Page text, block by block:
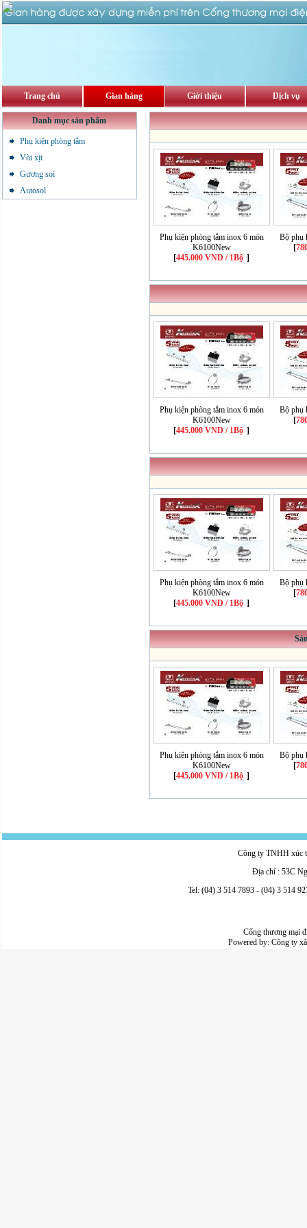
Trang chủ Gian hàng Giới thiệu Dịch vụ
Danh mục sản phẩm
Phụ kiện phòng tắm
Vòi xịt
Gương soi
Autosol
Phụ kiện phòng tắm inox 6 món
K6100New
[445.000 VND / 1Bộ ]
Bộ phụ
[
Phụ kiện phòng tắm inox 6 món
K6100New
[445.000 VND / 1Bộ ]
Bộ phụ
[
Phụ kiện phòng tắm inox 6 món
K6100New
[445.000 VND / 1Bộ ]
Bộ phụ
[
Phụ kiện phòng tắm inox 6 món
K6100New
[445.000 VND / 1Bộ ]
Bộ phụ
[
Công ty TNHH xúc
Địa chỉ : 53C
Tel: (04) 3 514 7893 - (04) 3 514
Cổng thương mại
Powered by: Công ty